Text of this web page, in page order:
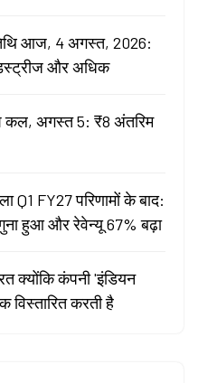
आज, 4 अगस्त, 2026:
और अधिक
कल, अगस्त 5: ₹8 अंतरिम
Q1 FY27 परिणामों के बाद:
हुआ और रेवेन्यू 67% बढ़ा
क्योंकि कंपनी 'इंडियन
विस्तारित करती है